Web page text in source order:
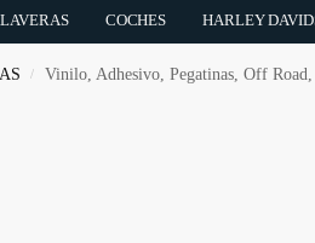
COCHES HARLEY
/ Vinilo, Adhesivo, Pegatinas, Off